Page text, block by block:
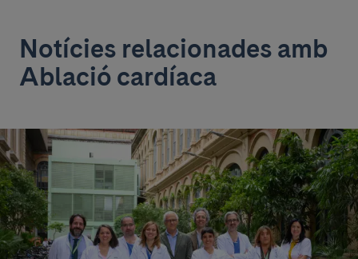
Notícies relacionades amb
Ablació cardíaca